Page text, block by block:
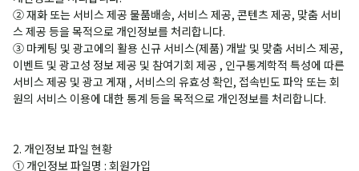
② 재화 또는 서비스 제공 물품배송, 서비스 제공, 콘텐츠 제공, 맞춤 서비
스 제공 등을 목적으로 개인정보를 처리합니다.
③ 마케팅 및 광고에의 활용 신규 서비스(제품) 개발 및 맞춤 서비스 제공,
이벤트 및 광고성 정보 제공 및 참여기회 제공 , 인구통계학적 특성에 따른
서비스 제공 및 광고 게재 , 서비스의 유효성 확인, 접속빈도 파악 또는 회
원의 서비스 이용에 대한 통계 등을 목적으로 개인정보를 처리합니다.
2. 개인정보 파일 현황
① 개인정보 파일명 : 회원가입